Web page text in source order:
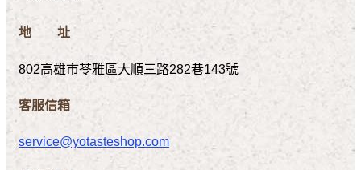
地 址
802高雄市苓雅區大順三路282巷143號
客服信箱
service@yotasteshop.com